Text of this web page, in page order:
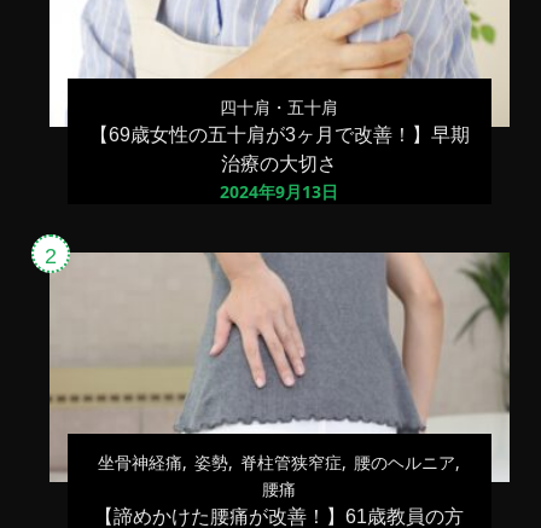
四十肩・五十肩
【69歳女性の五十肩が3ヶ月で改善！】早期
治療の大切さ
2024年9月13日
坐骨神経痛 姿勢 脊柱管狭窄症
腰のヘルニア
腰痛
【諦めかけた腰痛が改善！】61歳教員の方